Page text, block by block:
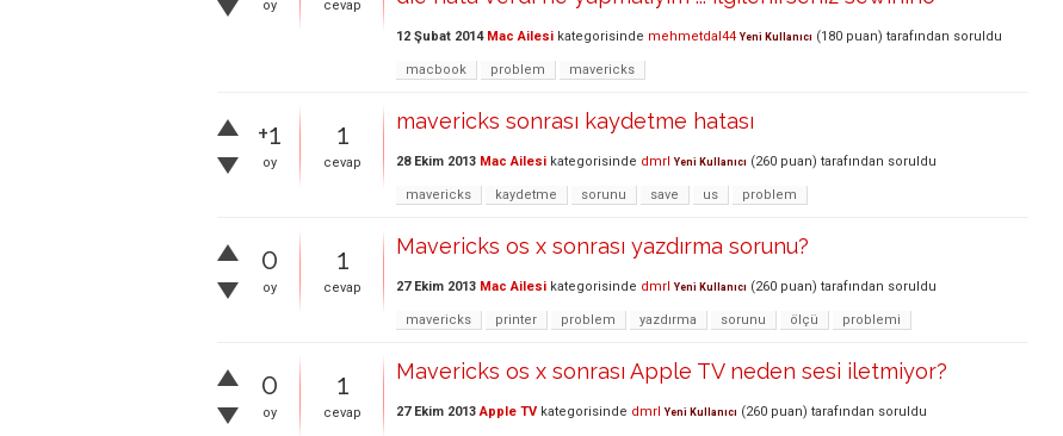
oy cevap
12 Şubat 2014 Mac Ailesi kategorisinde mehmetdal44 Yeni Kullanıcı (180 puan) tarafından soruldu
macbook problem mavericks
+1
oy
1
cevap
mavericks sonrası kaydetme hatası
28 Ekim 2013 Mac Ailesi kategorisinde dmrl Yeni Kullanıcı (260 puan) tarafından soruldu
mavericks kaydetme sorunu save us problem
0
oy
1
cevap
Mavericks os x sonrası yazdırma sorunu?
27 Ekim 2013 Mac Ailesi kategorisinde dmrl Yeni Kullanıcı (260 puan) tarafından soruldu
mavericks printer problem yazdırma sorunu ölçü problemi
0
oy
1
cevap
Mavericks os x sonrası Apple TV neden sesi iletmiyor?
27 Ekim 2013 Apple TV kategorisinde dmrl Yeni Kullanıcı (260 puan) tarafından soruldu